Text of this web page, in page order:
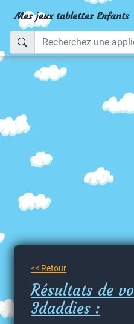
Mes jeux tablettes Enfants
<< Retour
Résultats de
3daddies :